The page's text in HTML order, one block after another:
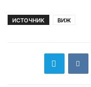
ИСТОЧНИК ВИЖ